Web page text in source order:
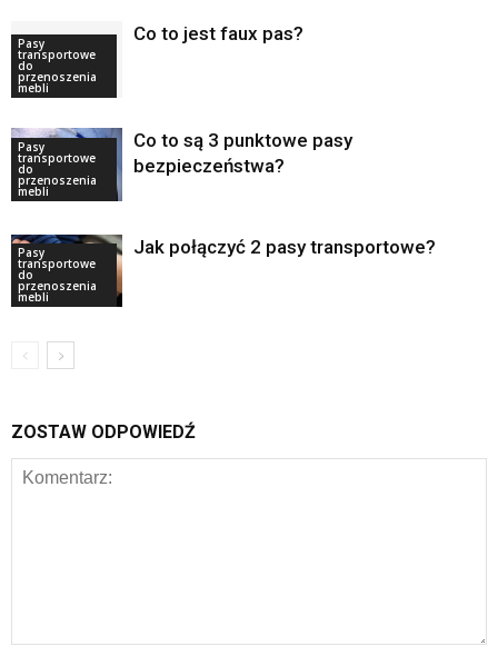
Pasy
transportowe
do
przenoszenia
mebli
Co to jest faux pas?
Pasy
transportowe
do
przenoszenia
mebli
Co to są 3 punktowe pasy
bezpieczeństwa?
Pasy
transportowe
do
przenoszenia
mebli
Jak połączyć 2 pasy transportowe?
ZOSTAW ODPOWIEDŹ